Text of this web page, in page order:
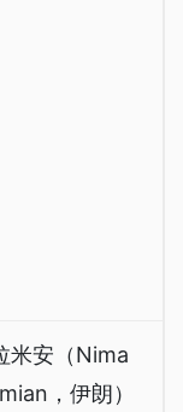
米安（Nima
，伊朗）